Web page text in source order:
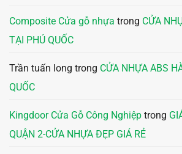
Composite Cửa gỗ nhựa trong CỬA
TẠI PHÚ QUỐC
Trần tuấn long trong CỬA NHỰA ABS
QUỐC
Kingdoor Cửa Gỗ Công Nghiệp trong
QUẬN 2-CỬA NHỰA ĐẸP GIÁ RẺ